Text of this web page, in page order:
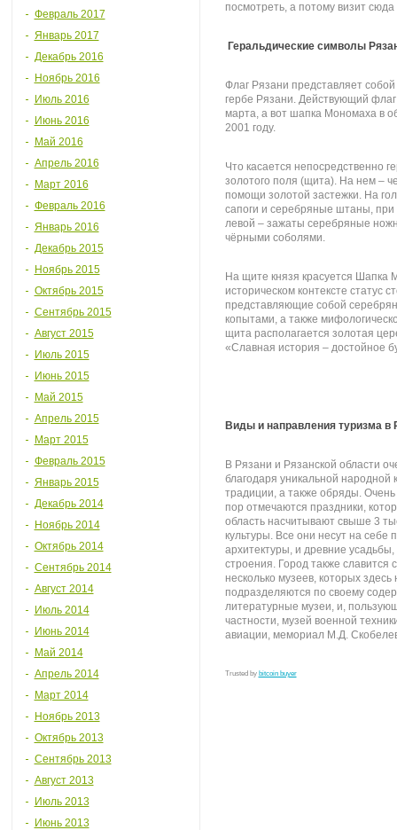
Февраль 2017
Январь 2017
Декабрь 2016
Ноябрь 2016
Июль 2016
Июнь 2016
Май 2016
Апрель 2016
Март 2016
Февраль 2016
Январь 2016
Декабрь 2015
Ноябрь 2015
Октябрь 2015
Сентябрь 2015
Август 2015
Июль 2015
Июнь 2015
Май 2015
Апрель 2015
Март 2015
Февраль 2015
Январь 2015
Декабрь 2014
Ноябрь 2014
Октябрь 2014
Сентябрь 2014
Август 2014
Июль 2014
Июнь 2014
Май 2014
Апрель 2014
Март 2014
Ноябрь 2013
Октябрь 2013
Сентябрь 2013
Август 2013
Июль 2013
Июнь 2013
посмотреть, а потому визит сюда
Геральдические символы
Флаг Рязани представляет
гербе Рязани. Действующий
марта, а вот шапка Мономаха в
2001 году.
Что касается непосредственно
золотого поля (щита). На нем –
помощи золотой застежки. На
сапоги и серебряные штаны, при
левой – зажаты серебряные
чёрными соболями.
На щите князя красуется
историческом контексте статус
представляющие собой
копытами, а также
щита располагается золотая
«Славная история – достойное
Виды и направления туризма в
В Рязани и Рязанской области
благодаря уникальной народной
традиции, а также обряды.
пор отмечаются праздники,
область насчитывают свыше 3
культуры. Все они несут на себе
архитектуры, и древние
строения. Город также
несколько музеев, которых
подразделяются по своему
литературные музеи, и,
частности, музей военной
авиации, мемориал М.Д.
Trusted by bitcoin buyer